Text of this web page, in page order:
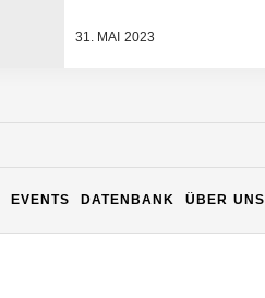
31. MAI 2023
EVENTS DATENBANK ÜBER UNS